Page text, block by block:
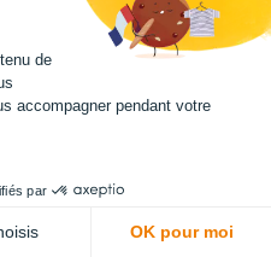
comprise
de
accompagner pendant votre
par
OK pour moi